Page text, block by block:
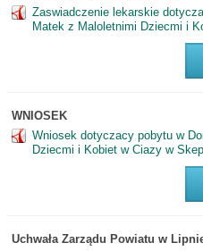
Zaswiadczenie lekarskie
Matek z Maloletnimi Dziecmi i
WNIOSEK
Wniosek dotyczacy pobytu w
Dziecmi i Kobiet w Ciazy w
Uchwała Zarządu Powiatu w